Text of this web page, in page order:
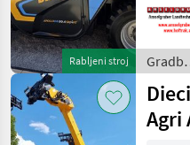
Rabljeni stroj
Mini
stroji /
Dieci
Agri